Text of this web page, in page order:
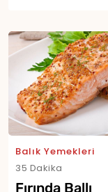
Balık Yemekleri
35 Dakika
Fırında Ballı